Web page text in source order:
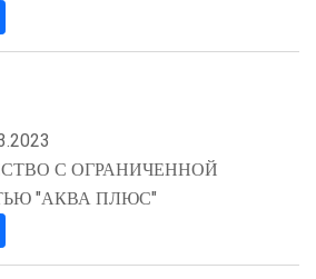
С ОГРАНИЧЕННОЙ
"АКВА ПЛЮС"